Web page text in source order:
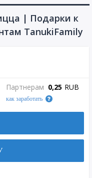
| Подарки к
TanukiFamily
Партнерам 0,25 RUB
как заработать